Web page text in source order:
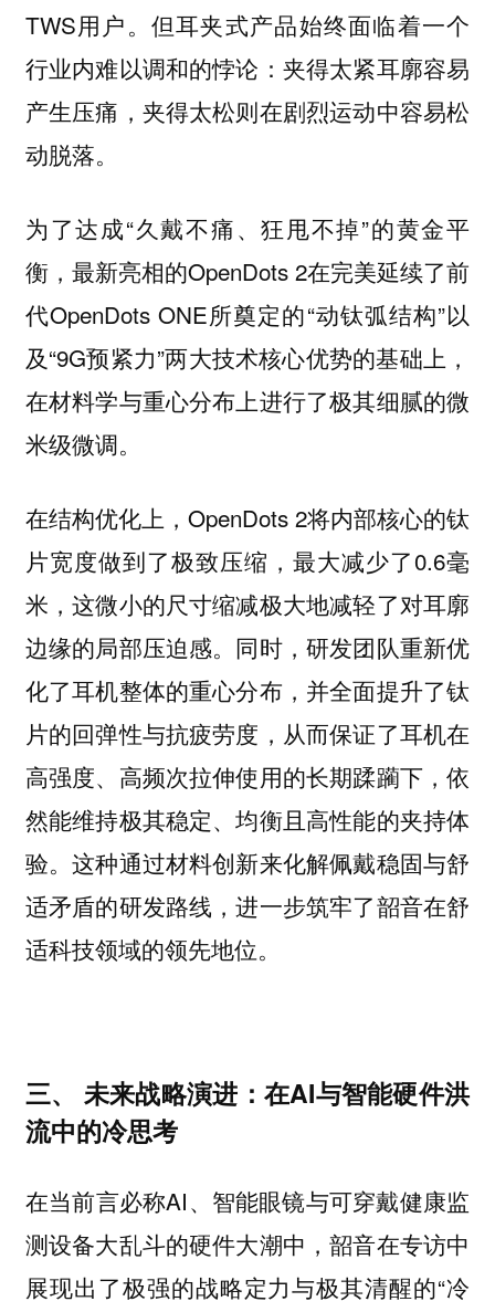
TWS用户。但耳夹式产品始终面临着一个
行业内难以调和的悖论：夹得太紧耳廓容易
产生压痛，夹得太松则在剧烈运动中容易松
动脱落。
为了达成“久戴不痛、狂甩不掉”的黄金平
衡，最新亮相的OpenDots 2在完美延续了前
代OpenDots ONE所奠定的“动钛弧结构”以
及“9G预紧力”两大技术核心优势的基础上，
在材料学与重心分布上进行了极其细腻的微
米级微调。
在结构优化上，OpenDots 2将内部核心的钛
片宽度做到了极致压缩，最大减少了0.6毫
米，这微小的尺寸缩减极大地减轻了对耳廓
边缘的局部压迫感。同时，研发团队重新优
化了耳机整体的重心分布，并全面提升了钛
片的回弹性与抗疲劳度，从而保证了耳机在
高强度、高频次拉伸使用的长期蹂躏下，依
然能维持极其稳定、均衡且高性能的夹持体
验。这种通过材料创新来化解佩戴稳固与舒
适矛盾的研发路线，进一步筑牢了韶音在舒
适科技领域的领先地位。
三、 未来战略演进：在AI与智能硬件洪
流中的冷思考
在当前言必称AI、智能眼镜与可穿戴健康监
测设备大乱斗的硬件大潮中，韶音在专访中
展现出了极强的战略定力与极其清醒的“冷